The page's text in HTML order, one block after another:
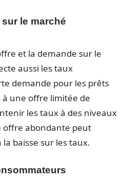
le marché
et la demande sur le
aussi les taux
demande pour les prêts
une offre limitée de
les taux à des niveaux
offre abondante peut
baisse sur les taux.